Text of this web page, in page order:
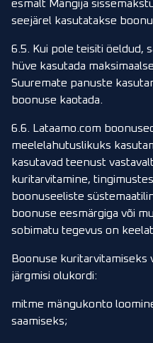
esmalt Mängija
seejärel kasutatakse
6.5. Kui pole teisiti öeldud,
hüve kasutada
Suuremate panuste
boonuse kaotada.
6.6. Lataamo.com
meelelahutuslikuks
kasutavad teenust
kuritarvitamine,
boonuseeliste
boonuse eesmärgiga või
sobimatu tegevus on
Boonuse kuritarvitamiseks
järgmisi olukordi:
mitme mängukonto
saamiseks;